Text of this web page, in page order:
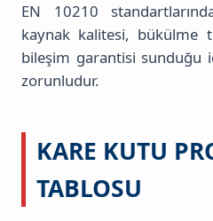
EN 10210
kaynak kalitesi, bükülme
bileşim garantisi sunduğu
zorunludur.
KARE KUTU
TABLOSU